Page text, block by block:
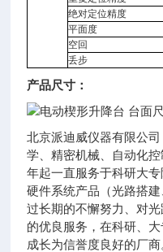
绝对定位精度
平面度
空回
丢步
产品尺寸：
北京派迪威仪器有限公
学、精密机械、自动化
年起一直服务于科研大
硬件系统产品（光路搭
过长期的不懈努力、对
的优良服务，在科研、
成长为信誉度良好的厂